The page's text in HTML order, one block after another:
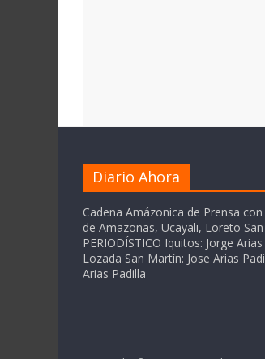
Diario Ahora
Cadena Amázonica de Prensa
de Amazonas, Ucayali, Loreto
PERIODÍSTICO Iquitos: Jorge
Lozada San Martín: Jose Arias
Arias Padilla